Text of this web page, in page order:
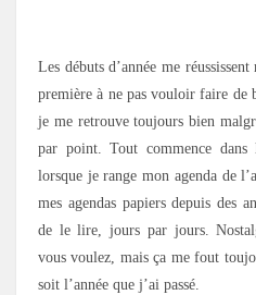
Les débuts d’année me
première à ne pas vouloir faire de
je me retrouve toujours bien
par point. Tout commence
lorsque je range mon agenda de
mes agendas papiers depuis des
de le lire, jours par jours.
vous voulez, mais ça me fout
soit l’année que j’ai passé.